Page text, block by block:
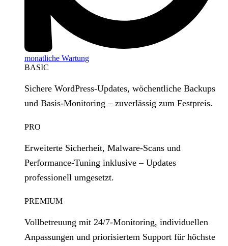
monatliche Wartung
BASIC
Sichere WordPress‑Updates, wöchentliche Backups
und Basis‑Monitoring – zuverlässig zum Festpreis.
PRO
Erweiterte Sicherheit, Malware‑Scans und
Performance‑Tuning inklusive – Updates
professionell umgesetzt.
PREMIUM
Vollbetreuung mit 24/7‑Monitoring, individuellen
Anpassungen und priorisiertem Support für höchste